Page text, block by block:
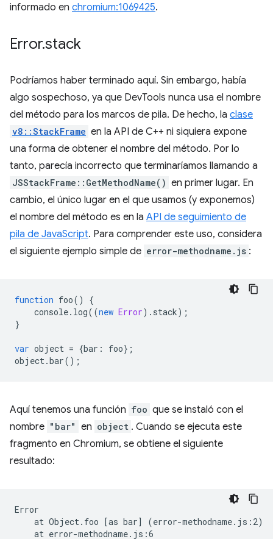
informado en chromium:1069425.
Error.stack
Podríamos haber terminado aquí. Sin embargo, había
algo sospechoso, ya que DevTools nunca usa el nombre
del método para los marcos de pila. De hecho, la clase
v8::StackFrame en la API de C++ ni siquiera expone
una forma de obtener el nombre del método. Por lo
tanto, parecía incorrecto que terminaríamos llamando a
JSStackFrame::GetMethodName() en primer lugar. En
cambio, el único lugar en el que usamos (y exponemos)
el nombre del método es en la API de seguimiento de
pila de JavaScript. Para comprender este uso, considera
el siguiente ejemplo simple de error-methodname.js :
function foo()
{
console. log((new Error). stack);
}
var object = {bar : foo};
object .bar();
Aquí tenemos una función foo que se instaló con el
nombre "bar" en object . Cuando se ejecuta este
fragmento en Chromium, se obtiene el siguiente
resultado:
at Object.foo [as bar] (error-methodname.js:2)
at